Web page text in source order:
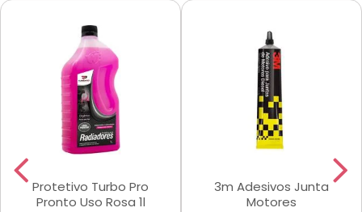
Protetivo Turbo Pro
Pronto Uso Rosa 1l
3m Adesivos Junta
Motores